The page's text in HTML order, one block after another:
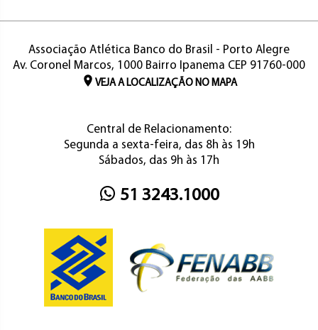
Associação Atlética Banco do Brasil - Porto Alegre
Av. Coronel Marcos, 1000 Bairro Ipanema CEP 91760-000
VEJA A LOCALIZAÇÃO NO MAPA
Central de Relacionamento:
Segunda a sexta-feira, das 8h às 19h
Sábados, das 9h às 17h
51 3243.1000